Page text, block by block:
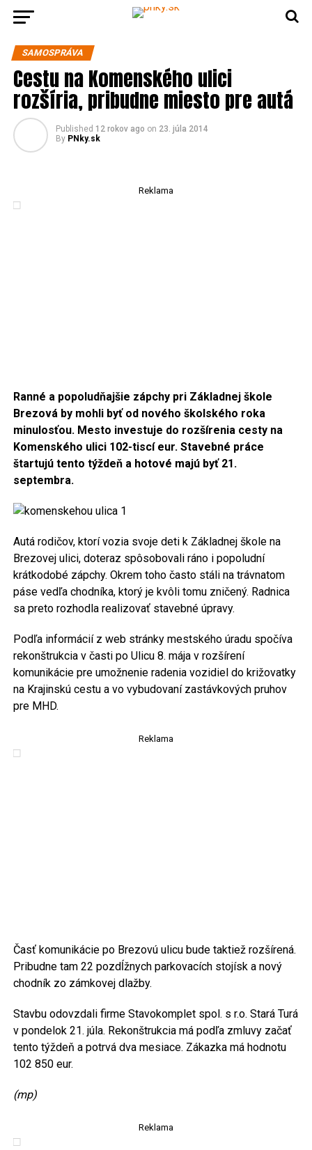
SAMOSPRÁVA
Cestu na Komenského ulici
rozšíria, pribudne miesto pre autá
Published 12 rokov ago on 23. júla 2014
By PNky.sk
Reklama
Ranné a popoludňajšie zápchy pri Základnej škole
Brezová by mohli byť od nového školského roka
minulosťou. Mesto investuje do rozšírenia cesty na
Komenského ulici 102-tiscí eur. Stavebné práce
štartujú tento týždeň a hotové majú byť 21.
septembra.
Autá rodičov, ktorí vozia svoje deti k Základnej škole na
Brezovej ulici, doteraz spôsobovali ráno i popoludní
krátkodobé zápchy. Okrem toho často stáli na trávnatom
páse vedľa chodníka, ktorý je kvôli tomu zničený. Radnica
sa preto rozhodla realizovať stavebné úpravy.
Podľa informácií z web stránky mestského úradu spočíva
rekonštrukcia v časti po Ulicu 8. mája v rozšírení
komunikácie pre umožnenie radenia vozidiel do križovatky
na Krajinskú cestu a vo vybudovaní zastávkových pruhov
pre MHD.
Reklama
Časť komunikácie po Brezovú ulicu bude taktiež rozšírená.
Pribudne tam 22 pozdĺžnych parkovacích stojísk a nový
chodník zo zámkovej dlažby.
Stavbu odovzdali firme Stavokomplet spol. s r.o. Stará Turá
v pondelok 21. júla. Rekonštrukcia má podľa zmluvy začať
tento týždeň a potrvá dva mesiace. Zákazka má hodnotu
102 850 eur.
(mp)
Reklama